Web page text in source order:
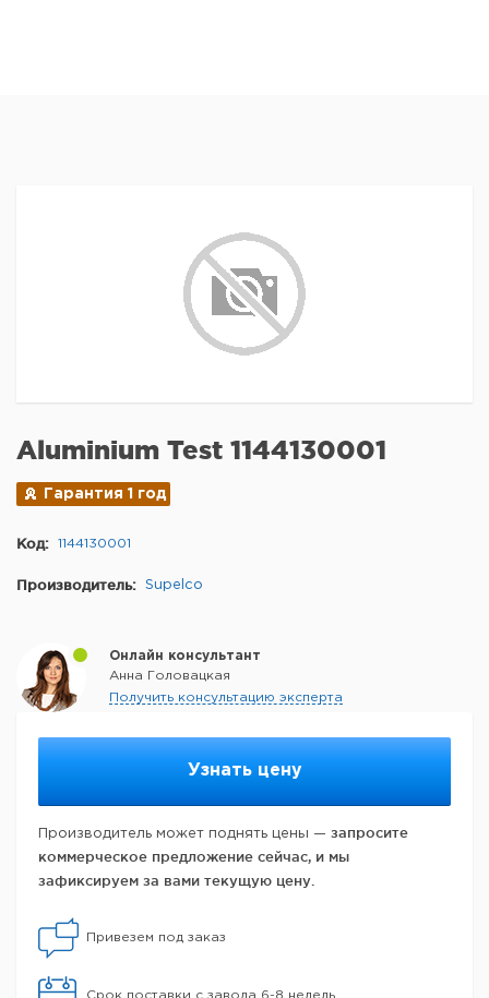
Узнать цену
Производитель может поднять цены — запросите
коммерческое предложение сейчас, и мы
зафиксируем за вами текущую цену.
Привезем под заказ
Срок поставки с завода 6-8 недель
Aluminium Test 1144130001
Гарантия 1 год
Код: 1144130001
Производитель: Supelco
Онлайн консультант
Анна Головацкая
Получить консультацию эксперта